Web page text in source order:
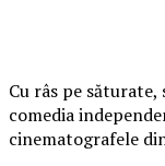
Cu râs pe
comedia
cinematografele